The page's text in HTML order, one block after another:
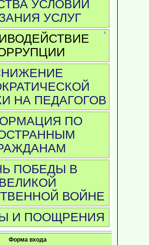
УСЛОВИЙ
УСЛУГ
НА ПЕДАГОГОВ
ПО
ПОБЕДЫ В
ВЕЛИКОЙ
ВОЙНЕ
И ПООЩРЕНИЯ
Форма входа